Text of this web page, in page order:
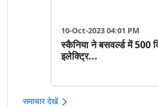
10-Oct-2023 04:01 PM
स्कैनिया ने बसवर्ल्ड में 500
इलेक्ट्रि...
समाचार देखें